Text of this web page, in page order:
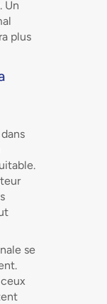
Un
plus
se